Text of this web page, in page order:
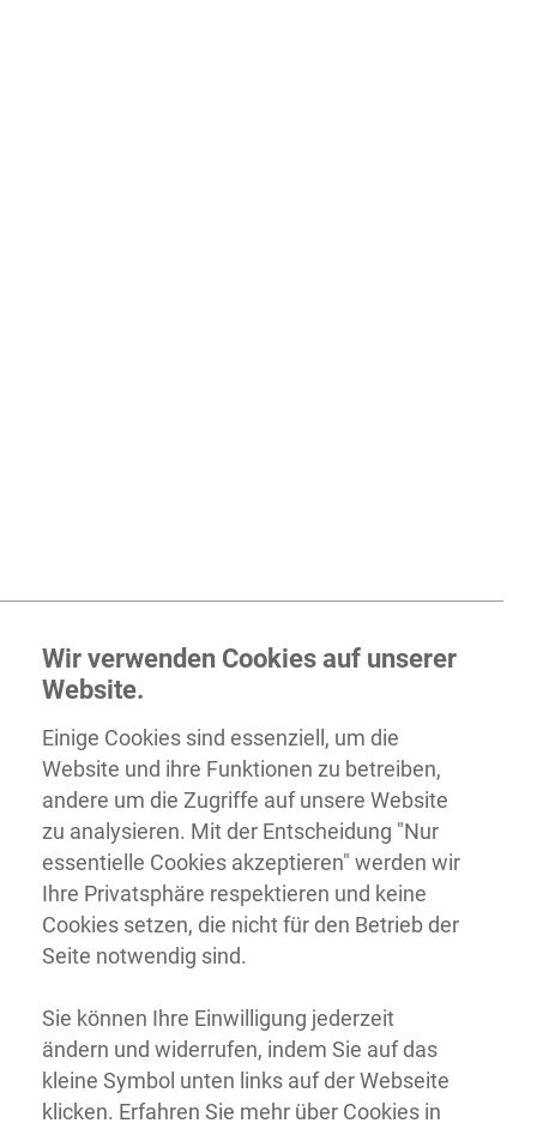
Wir verwenden Cookies auf unserer
Website.
Einige Cookies sind essenziell, um die
Website und ihre Funktionen zu betreiben,
andere um die Zugriffe auf unsere Website
zu analysieren. Mit der Entscheidung "Nur
essentielle Cookies akzeptieren" werden wir
Ihre Privatsphäre respektieren und keine
Cookies setzen, die nicht für den Betrieb der
Seite notwendig sind.
Sie können Ihre Einwilligung jederzeit
ändern und widerrufen, indem Sie auf das
kleine Symbol unten links auf der Webseite
klicken. Erfahren Sie mehr über Cookies in